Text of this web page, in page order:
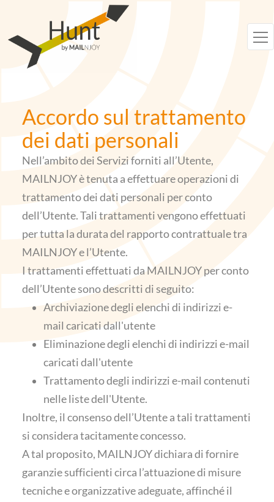
contenuto
Accordo sul trattamento
dei dati personali
Nell’ambito dei Servizi forniti all’Utente,
MAILNJOY è tenuta a effettuare operazioni di
trattamento dei dati personali per conto
dell’Utente. Tali trattamenti vengono effettuati
per tutta la durata del rapporto contrattuale tra
MAILNJOY e l’Utente.
I trattamenti effettuati da MAILNJOY per conto
dell’Utente sono descritti di seguito:
Archiviazione degli elenchi di indirizzi e-
mail caricati dall'utente
Eliminazione degli elenchi di indirizzi e-mail
caricati dall'utente
Trattamento degli indirizzi e-mail contenuti
nelle liste dell'Utente.
Inoltre, il consenso dell’Utente a tali trattamenti
si considera tacitamente concesso.
A tal proposito, MAILNJOY dichiara di fornire
garanzie sufficienti circa l’attuazione di misure
tecniche e organizzative adeguate, affinché il